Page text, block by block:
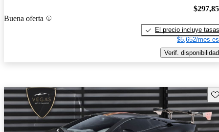
Buena oferta
El precio incluye tasas
$5,652/mes
Verif. disponibilidad